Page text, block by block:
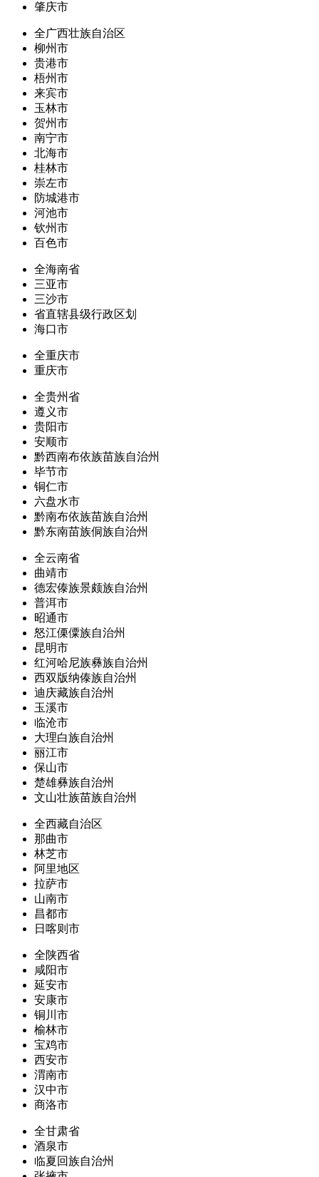
肇庆市
全广西壮族自治区
柳州市
贵港市
梧州市
来宾市
玉林市
贺州市
南宁市
北海市
桂林市
崇左市
防城港市
河池市
钦州市
百色市
全海南省
三亚市
三沙市
省直辖县级行政区划
海口市
全重庆市
重庆市
全贵州省
遵义市
贵阳市
安顺市
黔西南布依族苗族自治州
毕节市
铜仁市
六盘水市
黔南布依族苗族自治州
黔东南苗族侗族自治州
全云南省
曲靖市
德宏傣族景颇族自治州
普洱市
昭通市
怒江傈僳族自治州
昆明市
红河哈尼族彝族自治州
西双版纳傣族自治州
迪庆藏族自治州
玉溪市
临沧市
大理白族自治州
丽江市
保山市
楚雄彝族自治州
文山壮族苗族自治州
全西藏自治区
那曲市
林芝市
阿里地区
拉萨市
山南市
昌都市
日喀则市
全陕西省
咸阳市
延安市
安康市
铜川市
榆林市
宝鸡市
西安市
渭南市
汉中市
商洛市
全甘肃省
酒泉市
临夏回族自治州